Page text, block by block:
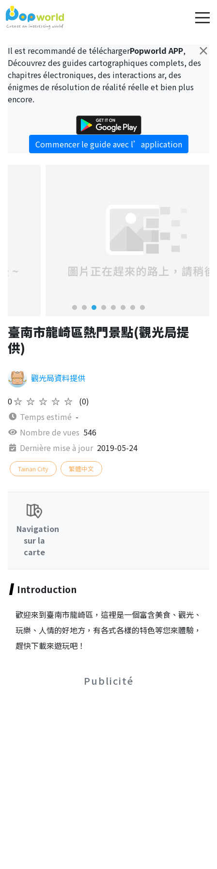
×
Il est recommandé de téléchargerPopworld APP,
Découvrez des guides cartographiques complets, des
chapitres électroniques, des interactions ar, des
énigmes de résolution de réalité réelle et bien plus
encore.
Commencer le guide avec l’application
臺南市龍崎區熱門景點(觀光局提
供)
觀光局資料提供
0★★★★★
(0)
Temps estimé -
Nombre de vues 546
Dernière mise à jour 2019-05-24
Tainan City 繁體中文
Navigation
sur la
carte
Introduction
歡迎來到臺南市龍崎區，這裡是一個富含美食、觀光、
玩樂、人情的好地方，有各式各樣的特色等您來體驗，
趕快下載來遊玩吧！
Publicité